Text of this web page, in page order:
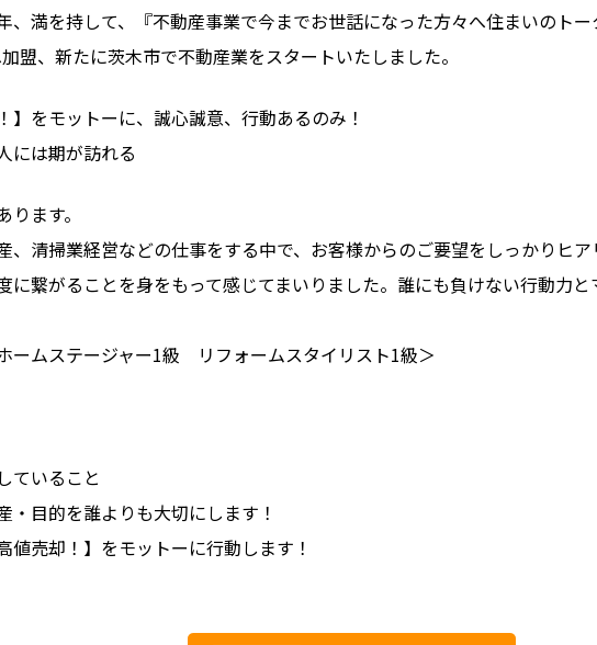
、満を持して、『不動産事業で今までお世話になった方々へ住まいのト
盟、新たに茨木市で不動産業をスタートいたしました。
】をモットーに、誠心誠意、行動あるのみ！
には期が訪れる
ます。
、清掃業経営などの仕事をする中で、お客様からのご要望をしっかりヒ
に繋がることを身をもって感じてまいりました。誰にも負けない行動力
ステージャー1級 リフォームスタイリスト1級＞
ていること
・目的を誰よりも大切にします！
値売却！】をモットーに行動します！